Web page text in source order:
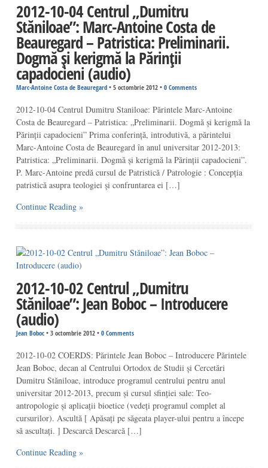
2012-10-04 Centrul „Dumitru
Stăniloae”: Marc-Antoine Costa de
Beauregard – Patristica: Preliminarii.
Dogmă și kerigmă la Părinții
capadocieni (audio)
Marc-Antoine Costa de Beauregard• 5 octombrie 2012• 0 Comments
2012-10-04 Centrul Dumitru Staniloae: Părintele Marc-Antoine
Costa de Beauregard – Patristica: „Preliminarii. Dogmă și kerigmă la
Părinții capadocieni” Prima conferință, introdutivă, a părintelui
Marc-Antoine Costa de Beauregard în anul universitar 2012-2013:
Patristica: „Preliminarii. Dogmă și kerigmă la Părinții capadocieni”.
P. Marc-Antoine predă cursul de Patristică / Patrologie : Concepția
patristică asupra teologiei și confruntarea ei […]
Continue Reading »
2012-10-02 Centrul „Dumitru
Stăniloae”: Jean Boboc – Introducere
(audio)
Jean Boboc• 3 octombrie 2012• 0 Comments
2012-10-02 COERDS: Părintele Jean Boboc – Introducere Părintele
Jean Boboc, decan al Centrului Ortodox de Studii și Cercetări
Dumitru Stăniloae, introduce programul centrului pentru anul
universitar 2012-2013, precum și cursul sfinției sale: Teo-
antropologie și aplicații bioetice (vedeți programul complet al
cursurilor). Ascultă [ Apăsați pe săgeata player-ului pentru a începe
să ascultați. ] Descarcă Descarcă […]
Continue Reading »